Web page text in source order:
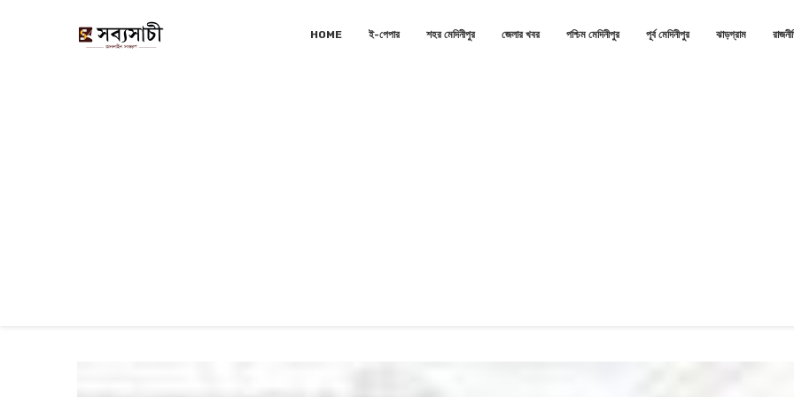
HOME ই-পেপার শহর মেদিনীপুর জেলার খবর পশ্চিম মেদিনীপুর পূর্ব মেদিনীপুর ঝাড়গ্রাম